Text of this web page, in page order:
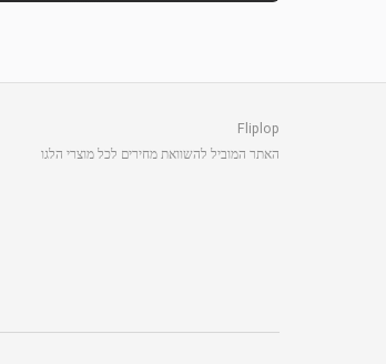
Fliplop
האתר המוביל להשוואת מחירים לכל מוצרי הלגו